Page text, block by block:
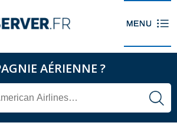
AÉRIENNE ?